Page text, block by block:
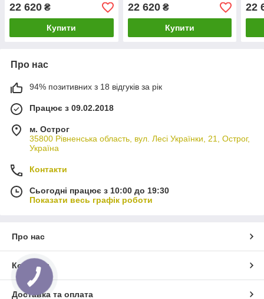
22 620 ₴
Купити
22 620₴
Купити
22
Про нас
94% позитивних з 18 відгуків за рік
Працює з 09.02.2018
м. Острог
35800 Рівненська область, вул. Лесі Українки, 21, Острог,
Україна
Контакти
Сьогодні працює з 10:00 до 19:30
Показати весь графік роботи
Про нас
Контакти
Доставка та оплата